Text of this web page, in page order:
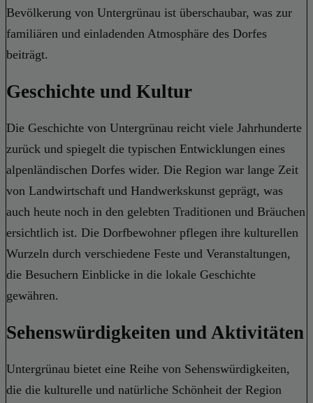
Bevölkerung von Untergrünau ist überschaubar, was zur
familiären und einladenden Atmosphäre des Dorfes
beiträgt.
Geschichte und Kultur
Die Geschichte von Untergrünau reicht viele Jahrhunderte
zurück und spiegelt die typischen Entwicklungen eines
alpenländischen Dorfes wider. Die Region war lange Zeit
von Landwirtschaft und Handwerkskunst geprägt, was
auch heute noch in den gelebten Traditionen und Bräuchen
ersichtlich ist. Die Dorfbewohner pflegen ihre kulturellen
Wurzeln durch verschiedene Feste und Veranstaltungen,
die Besuchern Einblicke in die lokale Geschichte
gewähren.
Sehenswürdigkeiten und Aktivitäten
Untergrünau bietet eine Reihe von Sehenswürdigkeiten,
die die kulturelle und natürliche Schönheit der Region